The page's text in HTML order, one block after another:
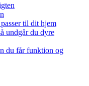
til dit hjem
undgår du dyre
du får funktion og